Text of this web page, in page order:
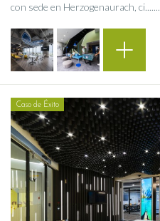
con sede en Herzogenaurach, ci.......
Caso de Éxito